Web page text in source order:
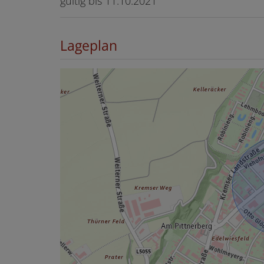
Lageplan